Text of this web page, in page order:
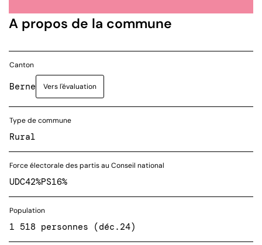
A propos de la commune
Canton
Berne Vers l'évaluation
Type de commune
Rural
Force électorale des partis au Conseil national
UDC42%PS16%
Population
1 518 personnes (déc.24)